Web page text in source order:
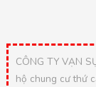
CÔNG TY VẠN
hộ chung cư thứ